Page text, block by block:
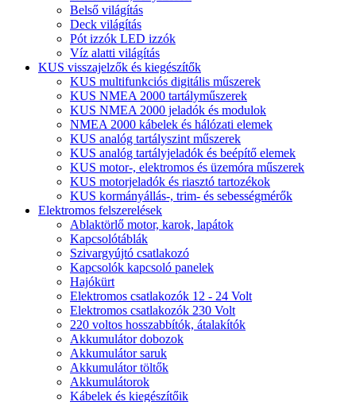
Belső világítás
Deck világítás
Pót izzók LED izzók
Víz alatti világítás
KUS visszajelzők és kiegészítők
KUS multifunkciós digitális műszerek
KUS NMEA 2000 tartályműszerek
KUS NMEA 2000 jeladók és modulok
NMEA 2000 kábelek és hálózati elemek
KUS analóg tartályszint műszerek
KUS analóg tartályjeladók és beépítő elemek
KUS motor-, elektromos és üzemóra műszerek
KUS motorjeladók és riasztó tartozékok
KUS kormányállás-, trim- és sebességmérők
Elektromos felszerelések
Ablaktörlő motor, karok, lapátok
Kapcsolótáblák
Szivargyújtó csatlakozó
Kapcsolók kapcsoló panelek
Hajókürt
Elektromos csatlakozók 12 - 24 Volt
Elektromos csatlakozók 230 Volt
220 voltos hosszabbítók, átalakítók
Akkumulátor dobozok
Akkumulátor saruk
Akkumulátor töltők
Akkumulátorok
Kábelek és kiegészítőik